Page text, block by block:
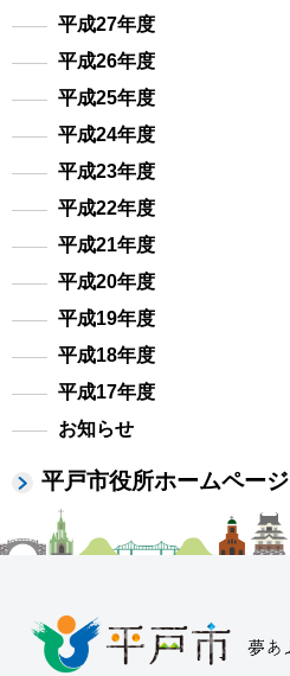
平成27年度
平成26年度
平成25年度
平成24年度
平成23年度
平成22年度
平成21年度
平成20年度
平成19年度
平成18年度
平成17年度
お知らせ
平戸市役所ホームページ